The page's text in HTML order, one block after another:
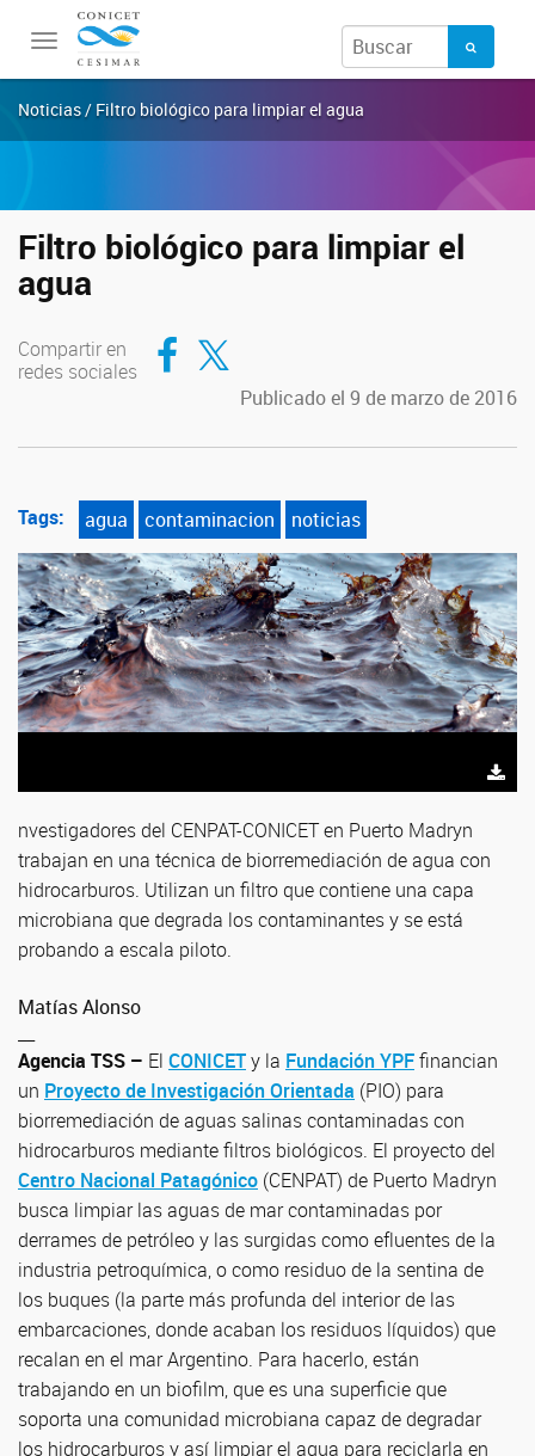
Toggle
navigation
Noticias / Filtro biológico para limpiar el agua
Filtro biológico para limpiar el
agua
Compartir en
redes sociales
Compartir en Facebook
Compartir en Twitter
Publicado el 9 de marzo de 2016
Tags: agua contaminacion noticias
nvestigadores del CENPAT-CONICET en Puerto Madryn
trabajan en una técnica de biorremediación de agua con
hidrocarburos. Utilizan un filtro que contiene una capa
microbiana que degrada los contaminantes y se está
probando a escala piloto.
Matías Alonso
Agencia TSS – El CONICETy la Fundación YPFfinancian
un Proyecto de Investigación Orientada (PIO) para
biorremediación de aguas salinas contaminadas con
hidrocarburos mediante filtros biológicos. El proyecto del
Centro Nacional Patagónico (CENPAT) de Puerto Madryn
busca limpiar las aguas de mar contaminadas por
derrames de petróleo y las surgidas como efluentes de la
industria petroquímica, o como residuo de la sentina de
los buques (la parte más profunda del interior de las
embarcaciones, donde acaban los residuos líquidos) que
recalan en el mar Argentino. Para hacerlo, están
trabajando en un biofilm, que es una superficie que
soporta una comunidad microbiana capaz de degradar
los hidrocarburos y así limpiar el agua para reciclarla en